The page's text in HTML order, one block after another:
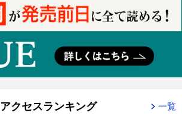
アクセスランキング 一覧